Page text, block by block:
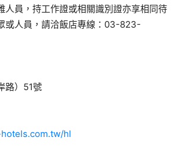
人員，持工作證或相關識別證亦享相同待
或人員，請洽飯店專線：03-823-
路）51號
hl